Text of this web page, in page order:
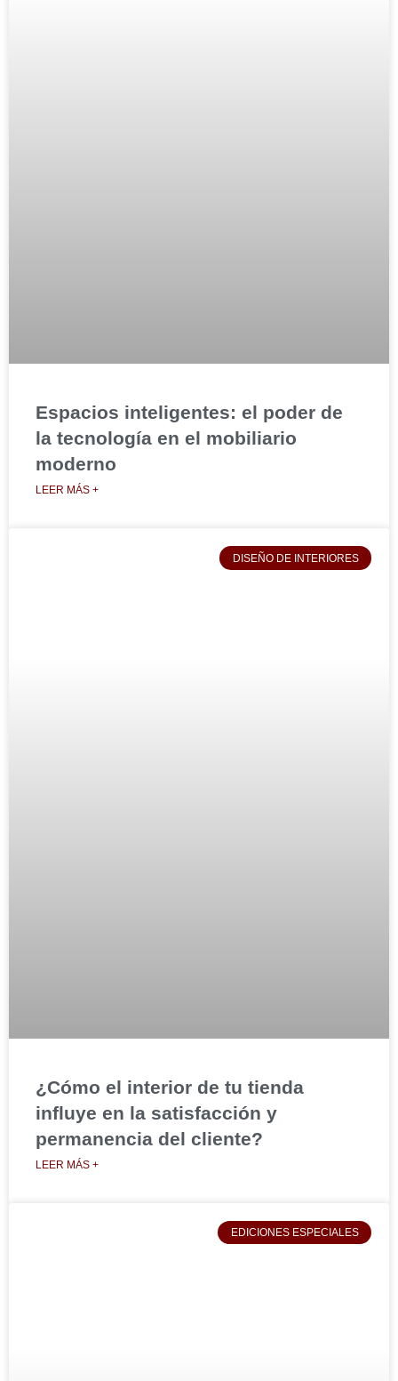
Espacios inteligentes: el poder de
la tecnología en el mobiliario
moderno
LEER MÁS +
DISEÑO DE INTERIORES
¿Cómo el interior de tu tienda
influye en la satisfacción y
permanencia del cliente?
LEER MÁS +
EDICIONES ESPECIALES